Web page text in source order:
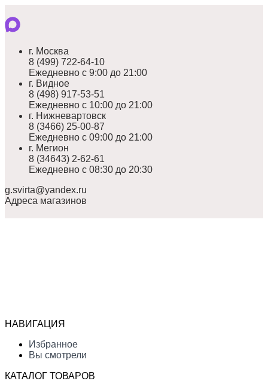
г. Москва
8 (499) 722-64-10
Ежедневно с 9:00 до 21:00
г. Видное
8 (498) 917-53-51
Ежедневно с 10:00 до 21:00
г. Нижневартовск
8 (3466) 25-00-87
Ежедневно с 09:00 до 21:00
г. Мегион
8 (34643) 2-62-61
Ежедневно с 08:30 до 20:30
g.svirta@yandex.ru
Адреса магазинов
Летняя обувь
Пляжная обувь
Резиновая обувь
Спортивная обувь
Домашняя обувь
Туфли распродажа
НАВИГАЦИЯ
Избранное
Вы смотрели
КАТАЛОГ ТОВАРОВ